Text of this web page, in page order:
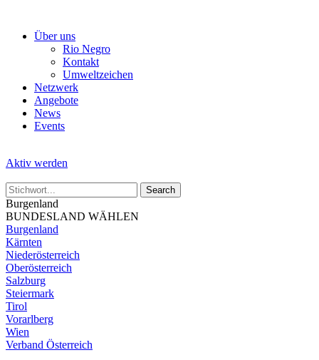
Über uns
Rio Negro
Kontakt
Umweltzeichen
Netzwerk
Angebote
News
Events
Aktiv werden
Burgenland
BUNDESLAND WÄHLEN
Burgenland
Kärnten
Niederösterreich
Oberösterreich
Salzburg
Steiermark
Tirol
Vorarlberg
Wien
Verband Österreich